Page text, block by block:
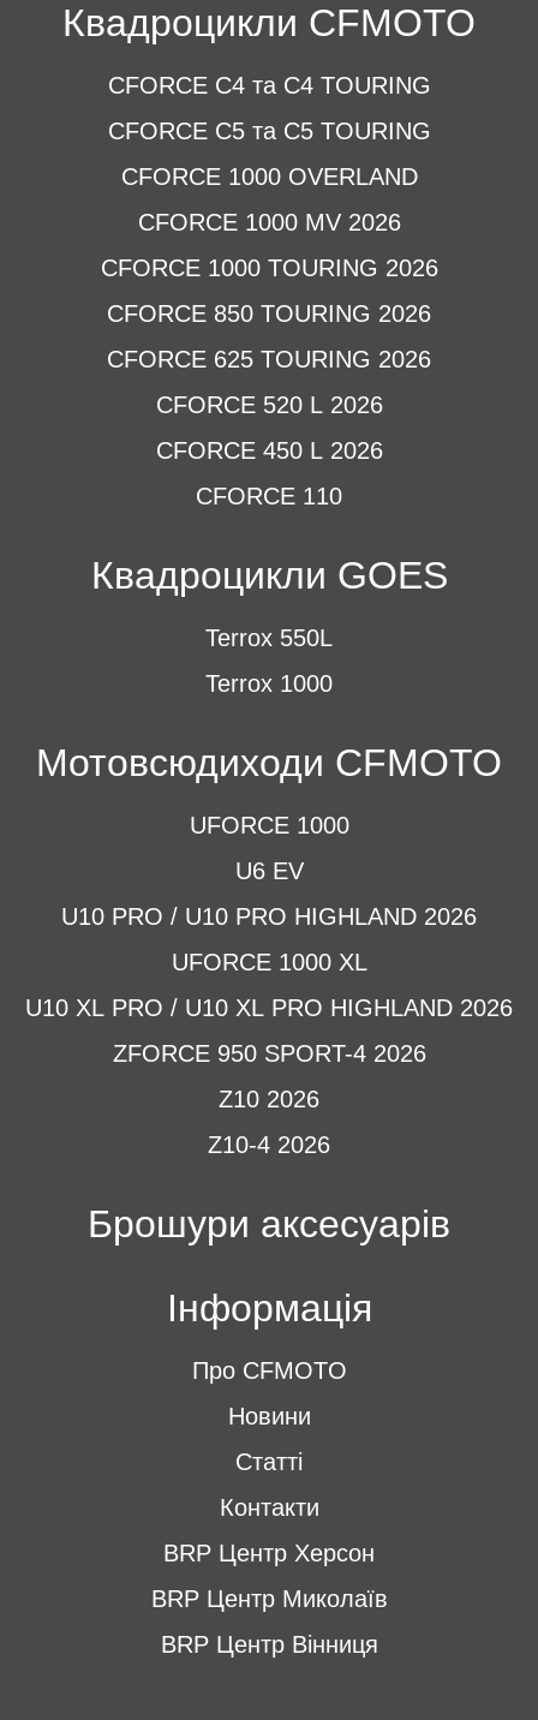
Квадроцикли CFMOTO
CFORCE C4 та C4 TOURING
CFORCE C5 та C5 TOURING
CFORCE 1000 OVERLAND
CFORCE 1000 MV 2026
CFORCE 1000 TOURING 2026
CFORCE 850 TOURING 2026
CFORCE 625 TOURING 2026
CFORCE 520 L 2026
CFORCE 450 L 2026
CFORCE 110
Квадроцикли GOES
Terrox 550L
Terrox 1000
Мотовсюдиходи CFMOTO
UFORCE 1000
U6 EV
U10 PRO / U10 PRO HIGHLAND 2026
UFORCE 1000 XL
U10 XL PRO / U10 XL PRO HIGHLAND 2026
ZFORCE 950 SPORT-4 2026
Z10 2026
Z10-4 2026
Брошури аксесуарів
Інформація
Про CFMOTO
Новини
Статті
Контакти
BRP Центр Херсон
BRP Центр Миколаїв
BRP Центр Вінниця